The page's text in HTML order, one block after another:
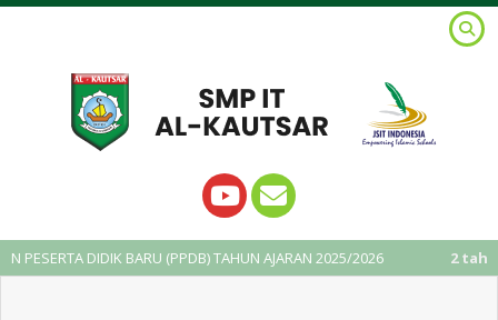
BARU (PPDB) TAHUN AJARAN 2025/2026 2 tahun yang lalu/